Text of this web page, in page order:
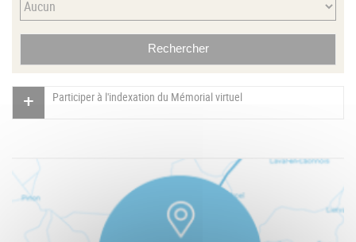
Participer à l'indexation du Mémorial virtuel